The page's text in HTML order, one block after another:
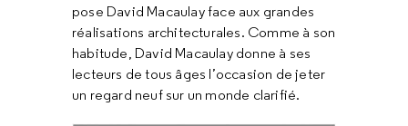
pose David Macaulay face aux grandes
réalisations architecturales. Comme à son
habitude, David Macaulay donne à ses
lecteurs de tous âges l’occasion de jeter
un regard neuf sur un monde clarifié.